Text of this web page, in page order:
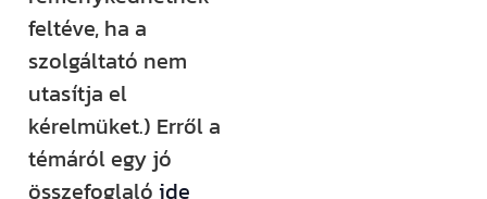
feltéve, ha a
szolgáltató nem
utasítja el
kérelmüket.) Erről a
témáról egy jó
összefoglalóide